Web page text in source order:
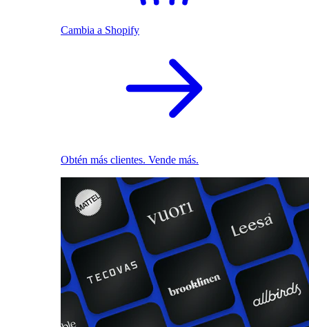
Cambia a Shopify
Obtén más clientes. Vende más.